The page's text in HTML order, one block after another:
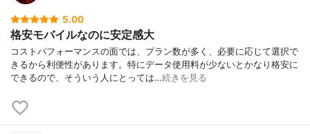
5.00
格安モバイルなのに安定感大
コストパフォーマンスの面では、プラン数が多く、必要に応じて選択で
きるから利便性があります。特にデータ使用料が少ないとかなり格安に
できるので、そういう人にとっては…続きを見る